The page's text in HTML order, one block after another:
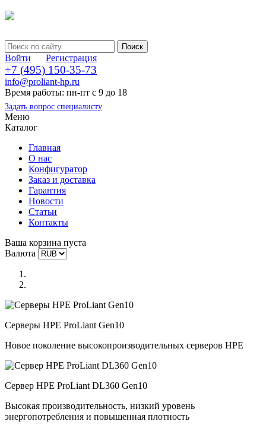
Войти Регистрация
+7 (495) 150-35-73
info@proliant-hp.ru
Время работы: пн-пт с 9 до 18
Задать вопрос специалисту
Меню
Каталог
Главная
О нас
Конфигуратор
Заказ и доставка
Гарантия
Новости
Статьи
Контакты
Ваша корзина пуста
Валюта
Серверы HPE ProLiant Gen10
Новое поколение высокопроизводительных серверов HPE
Сервер HPE ProLiant DL360 Gen10
Высокая производительность, низкий уровень
энергопотребления и повышенная плотность